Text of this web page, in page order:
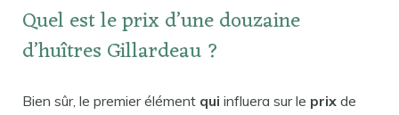
Quel est le prix d’une douzaine
d’huîtres Gillardeau ?
Bien sûr, le premier élément qui influera sur le prix de